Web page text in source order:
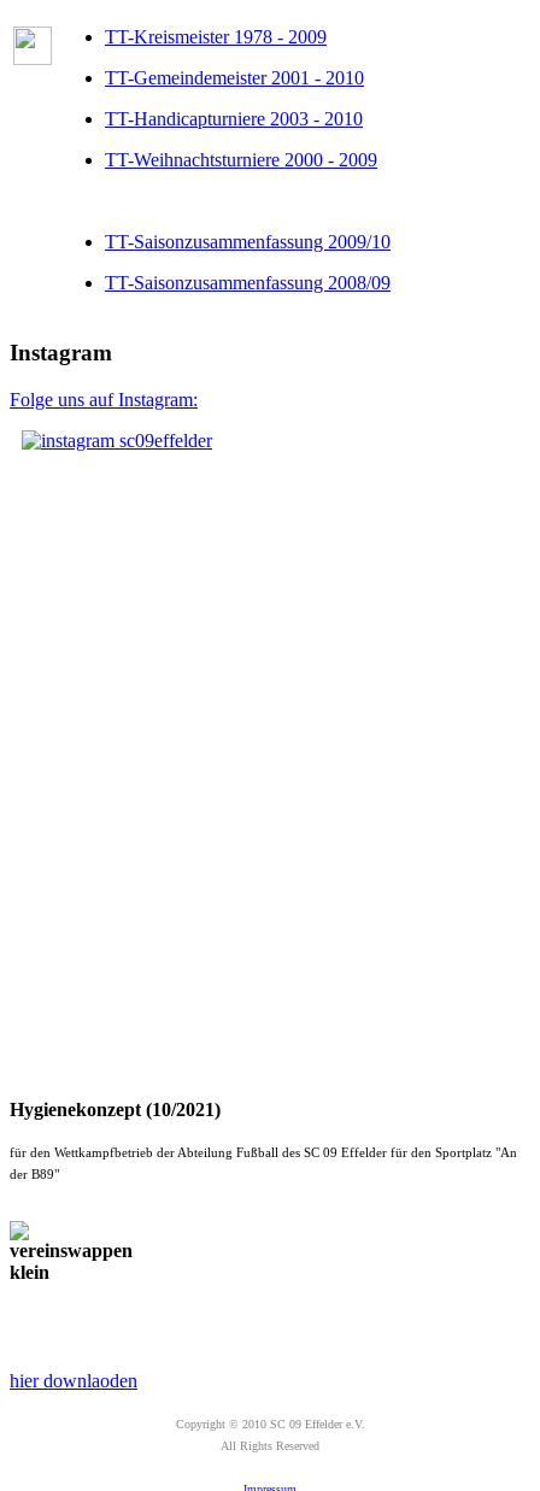
TT-Kreismeister 1978 - 2009
TT-Gemeindemeister 2001 - 2010
TT-Handicapturniere 2003 - 2010
TT-Weihnachtsturniere 2000 - 2009
TT-Saisonzusammenfassung 2009/10
TT-Saisonzusammenfassung 2008/09
Instagram
Folge uns auf Instagram:
Hygienekonzept (10/2021)
für den Wettkampfbetrieb der Abteilung Fußball des SC 09 Effelder für den Sportplatz "An
der B89"
hier downlaoden
Copyright © 2010 SC 09 Effelder e.V.
All Rights Reserved